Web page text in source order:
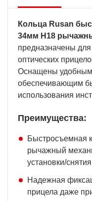
Кольца Rusan
34мм H18
предназначены
оптических
Оснащены
обеспечивающим
использования
Преимущества:
Быстросъемная
рычажный
установки/снятия
Надежная
прицела даже